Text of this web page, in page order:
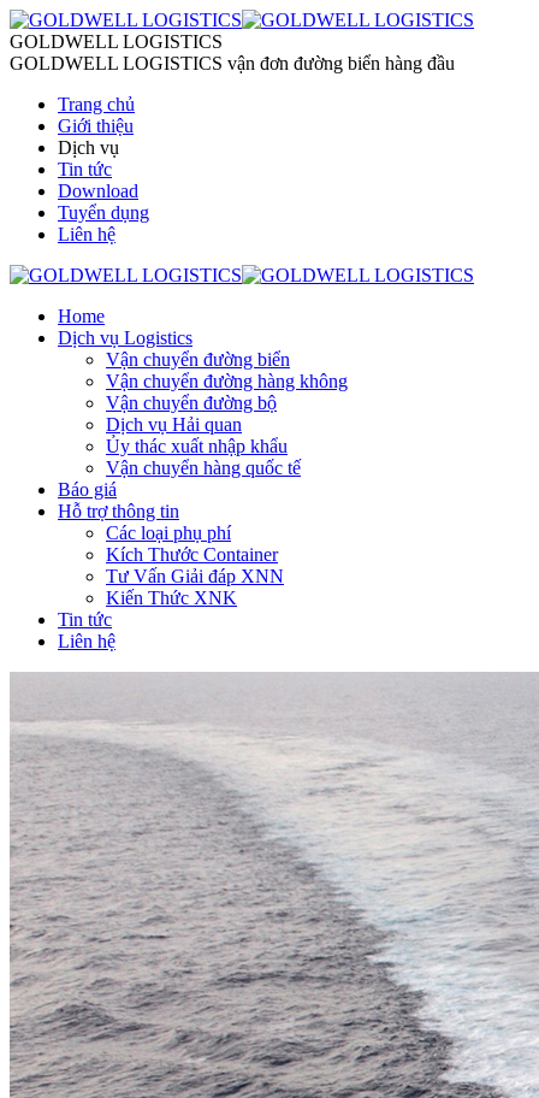
GOLDWELL LOGISTICS
GOLDWELL LOGISTICS vận đơn đường biển hàng đầu
Trang chủ
Giới thiệu
Dịch vụ
Tin tức
Download
Tuyển dụng
Liên hệ
Home
Dịch vụ Logistics
Vận chuyển đường biển
Vận chuyển đường hàng không
Vận chuyển đường bộ
Dịch vụ Hải quan
Ủy thác xuất nhập khẩu
Vận chuyển hàng quốc tế
Báo giá
Hỗ trợ thông tin
Các loại phụ phí
Kích Thước Container
Tư Vấn Giải đáp XNN
Kiến Thức XNK
Tin tức
Liên hệ